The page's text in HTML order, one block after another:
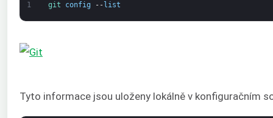
1 git config -- list
Tyto informace jsou uloženy lokálně v konfiguračním